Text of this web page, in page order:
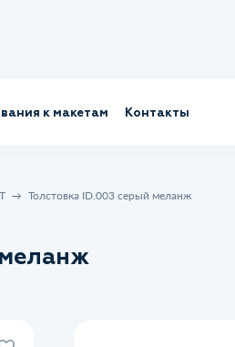
к макетам Контакты
Толстовка ID.003 серый меланж